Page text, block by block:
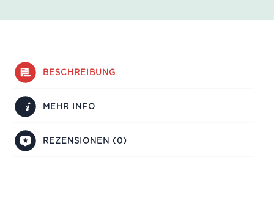
BESCHREIBUNG
MEHR INFO
REZENSIONEN (0)